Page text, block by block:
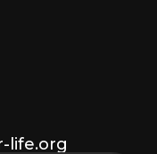
life.org